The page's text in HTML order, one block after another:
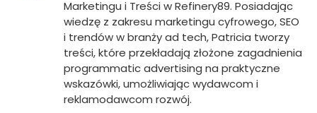
Marketingu i Treści w Refinery89. Posiadając
wiedzę z zakresu marketingu cyfrowego, SEO
i trendów w branży ad tech, Patricia tworzy
treści, które przekładają złożone zagadnienia
programmatic advertising na praktyczne
wskazówki, umożliwiając wydawcom i
reklamodawcom rozwój.